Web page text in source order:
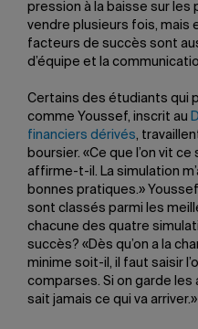
pression à la baisse sur les
vendre plusieurs fois, mais
facteurs de succès sont
d’équipe et la
Certains des étudiants qui
comme Youssef, inscrit au
financiers dérivés,
boursier. «Ce que l’on vit
affirme-t-il. La simulation
bonnes pratiques.»
sont classés parmi les
chacune des quatre
succès? «Dès qu’on a la
minime soit-il, il faut saisir
comparses. Si on garde
sait jamais ce qui va arriver.»